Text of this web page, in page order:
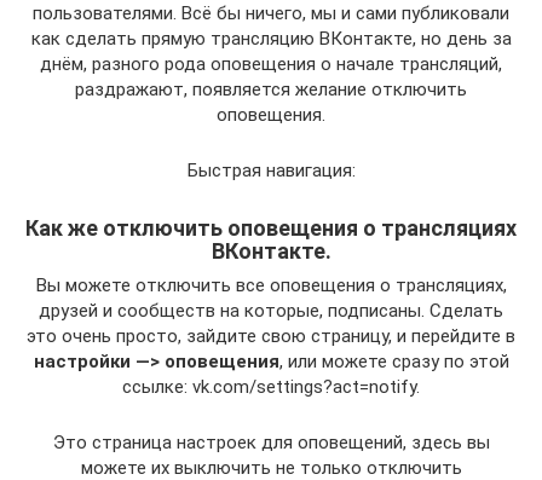
пользователями. Всё бы ничего, мы и сами публиковали
как сделать прямую трансляцию ВКонтакте, но день за
днём, разного рода оповещения о начале трансляций,
раздражают, появляется желание отключить
оповещения.
Быстрая навигация:
Как же отключить оповещения о трансляциях
ВКонтакте.
Вы можете отключить все оповещения о трансляциях,
друзей и сообществ на которые, подписаны. Сделать
это очень просто, зайдите свою страницу, и перейдите в
настройки —> оповещения, или можете сразу по этой
ссылке: vk.com/settings?act=notify.
Это страница настроек для оповещений, здесь вы
можете их выключить не только отключить